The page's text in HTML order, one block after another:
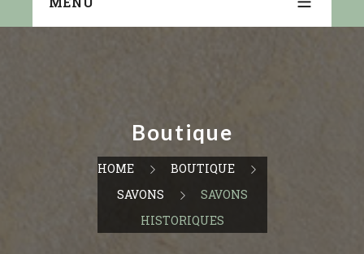
Boutique
HOME
BOUTIQUE
SAVONS
SAVONS
HISTORIQUES